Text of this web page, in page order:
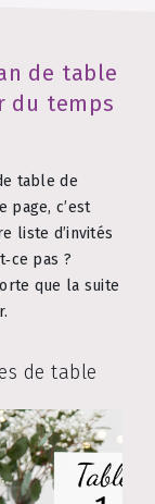
de table
du temps
table de
page, c’est
liste d’invités
pas ?
que la suite
de table